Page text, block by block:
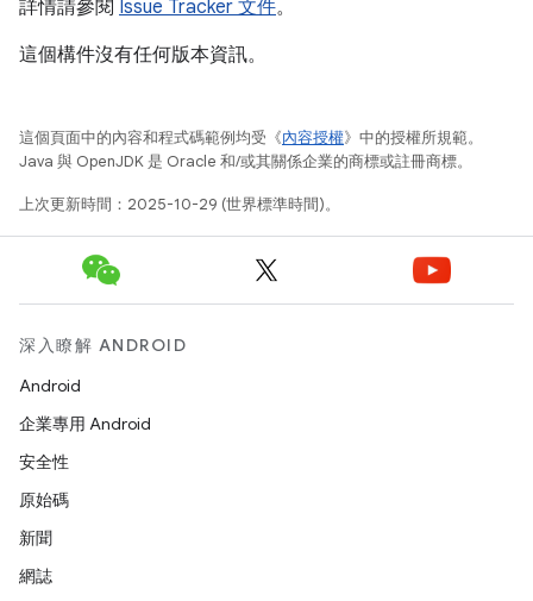
詳情請參閱 Issue Tracker 文件。
這個構件沒有任何版本資訊。
這個頁面中的內容和程式碼範例均受《內容授權》中的授權所規範。
Java 與 OpenJDK 是 Oracle 和/或其關係企業的商標或註冊商標。
上次更新時間：2025-10-29 (世界標準時間)。
深入瞭解 ANDROID
Android
企業專用 Android
安全性
原始碼
新聞
網誌